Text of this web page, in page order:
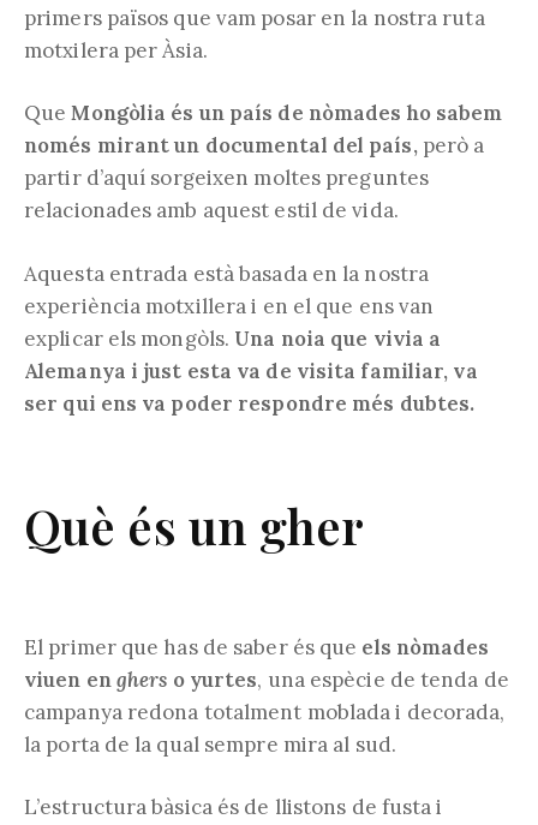
primers països que vam posar en la nostra ruta
motxilera per Àsia.
QueMongòlia és un país de nòmades ho sabem
només mirant un documental del país,però a
partir d’aquí sorgeixen moltes preguntes
relacionades amb aquest estil de vida.
Aquesta entrada està basada en la nostra
experiència motxillera i en el que ens van
explicar els mongòls. Una noia que vivia a
Alemanya i just esta va de visita familiar, va
ser qui ens va poder respondre més dubtes.
Què és un gher
El primer que has de saber és que els nòmades
viuen enghers o yurtes, una espècie de tenda de
campanya redona totalment moblada i decorada,
la porta de la qual sempre mira al sud.
L’estructura bàsica és de llistons de fusta i